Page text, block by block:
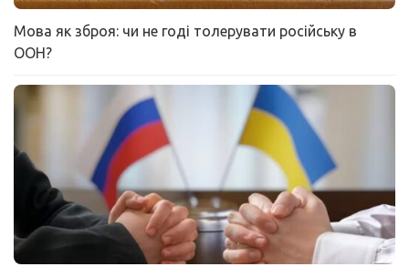
Мова як зброя: чи не годі толерувати російську в
ООН?